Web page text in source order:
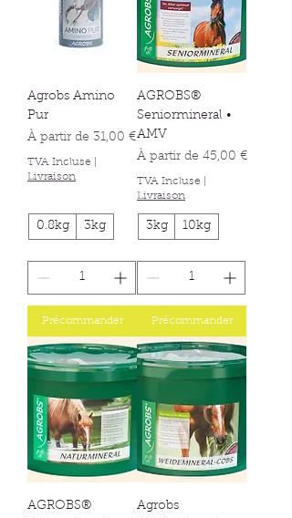
Agrobs Amino
Pur
À partir de 31,00 €
Prix promotionnel
TVA Incluse
Livraison
0.8kg 3kg
Précommander
AGROBS®
Seniormineral •
AMV
À partir de 45,00 €
Prix promotionnel
TVA Incluse
Livraison
3kg 10kg
Précommander
AGROBS®
Agrobs